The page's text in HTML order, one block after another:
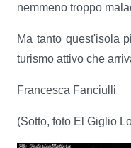
nemmeno troppo
Ma tanto quest'isola
turismo attivo che
Francesca Fanciulli
(Sotto, foto El Giglio